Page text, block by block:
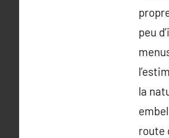
peu
la
route